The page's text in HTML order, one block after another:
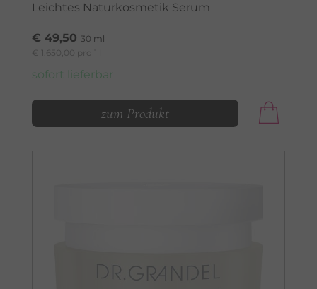
Leichtes Naturkosmetik Serum
€ 49,50 30 ml
€ 1.650,00 pro 1 l
sofort lieferbar
zum Produkt